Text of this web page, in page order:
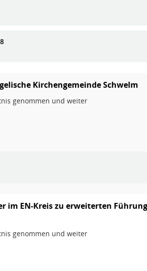
Kirchengemeinde Schwelm
genommen und weiter
im EN-Kreis zu erweiterten
genommen und weiter